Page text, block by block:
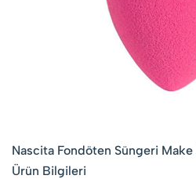
Nascita Fondöten Süngeri
Ürün Bilgileri